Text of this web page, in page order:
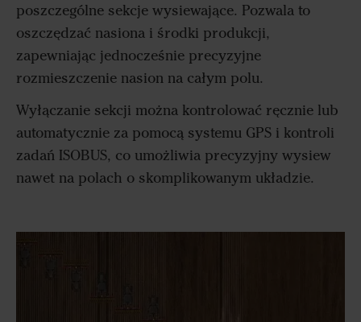
poszczególne sekcje wysiewające. Pozwala to
oszczędzać nasiona i środki produkcji,
zapewniając jednocześnie precyzyjne
rozmieszczenie nasion na całym polu.
Wyłączanie sekcji można kontrolować ręcznie lub
automatycznie za pomocą systemu GPS i kontroli
zadań ISOBUS, co umożliwia precyzyjny wysiew
nawet na polach o skomplikowanym układzie.